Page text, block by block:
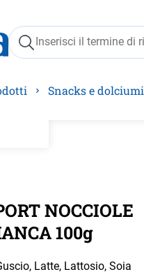
principale
Snacks e dolciumi
NOCCIOLE
100g
, Latte, Lattosio, Soia